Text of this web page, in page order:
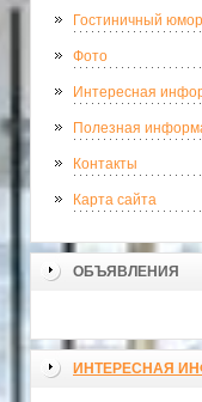
Гостиничный юмор
Фото
Интересная
Полезная
Контакты
Карта сайта
ОБЪЯВЛЕНИЯ
ИНТЕРЕСНАЯ